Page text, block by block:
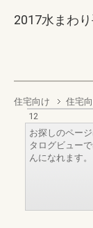
2017水まわ
住宅向け 住宅
12
お探しのペー
タログビュー
んになれます。